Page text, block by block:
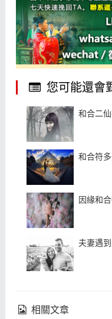
您可能還會
和合二
和合符
因緣和
夫妻遇
相關文章